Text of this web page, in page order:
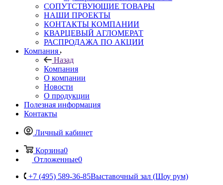
СОПУТСТВУЮЩИЕ ТОВАРЫ
НАШИ ПРОЕКТЫ
КОНТАКТЫ КОМПАНИИ
КВАРЦЕВЫЙ АГЛОМЕРАТ
РАСПРОДАЖА ПО АКЦИИ
Компания
Назад
Компания
О компании
Новости
О продукции
Полезная информация
Контакты
Личный кабинет
Корзина0
Отложенные0
+7 (495) 589-36-85Выставочный зал (Шоу рум)